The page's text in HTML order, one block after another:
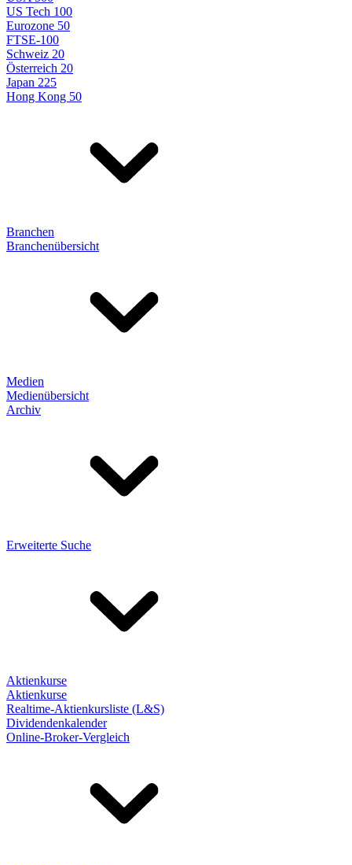
US Tech 100
Eurozone 50
FTSE-100
Schweiz 20
Österreich 20
Japan 225
Hong Kong 50
Branchen
Branchenübersicht
Medien
Medienübersicht
Archiv
Erweiterte Suche
Aktienkurse
Aktienkurse
Realtime-Aktienkursliste (L&S)
Dividendenkalender
Online-Broker-Vergleich